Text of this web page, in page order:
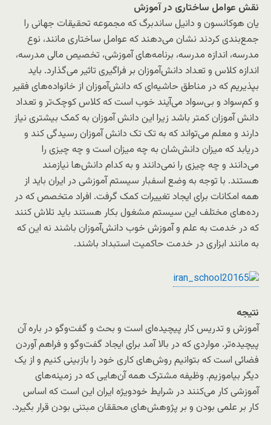
نقش عوامل ساختاری در آموزش
یان هوکانسون و دانیل ساندبرگ که مجموعه تحقیقات جهانی را
جمع‌بندی کردند نشان می‌دهند که عوامل ساختاری مانند، نوع
مدرسه، اندازه مدرسه، برنامه‌های آموزشی، تخصیص مالی مدرسه،
اندازه کلاس و تعداد دانش‌آموزان بر فراگیری تاثیر می‌گذارد. باید
بپذیریم که در مناطق حاشیه‌ای که دانش‌آموزان از خانواده‌های فقیر
و کم‌سواد و بی‌سواد می‌آیند خوب است که کلاس کوچک‌تر و تعداد
دانش آموزان کمتر باشد زیرا این دانش آموزان به کمک بیشتری نیاز
دارند و معلم می‌تواند که به تک تک دانش آموزان رسیدگی کند و
دریابد که میزان دانش‌شان به چه میزان است و چه چیزی را
می‌دانند و چه چیزی را نمی‌دانند و به کدام دانش‌ها نیازمند
هستند. با توجه به وضع اسفبار سیستم آموزشی در ایران باید از
همه امکانات برای ایجاد تغییرات کمک گرفت. افراد متخصص که در
رده‌های مختلف این سیستم مشغول بکار هستند باید تلاش کنند
که در خدمت به علم و آموزش خوب دانش‌آموزان باشند نه این که
به مانند ابزاری در خدمت حاکمیت استبداد باشند.
نتیجه
آموزش و تدریس کار پیچیده‌ای است و بحث و گفت‌وگو در باره آن
پیچیده‌تر. مواردی که در بالا آمد برای ایجاد گفت‌وگو و فراهم آوردن
فضائی است که بتوانیم روش‌های کاری خود را بازبینی کنیم و از یک
دیگر بیاموزیم. وظیفه مشترک همه آن‌هایی که در زمینه‌های
آموزشی کار می‌کنند در شرایط خودویژه ایران این است که اساس
کار بر علمی بودن و بر پژوهش‌های محققان مبتنی بودن قرار بگیرد.